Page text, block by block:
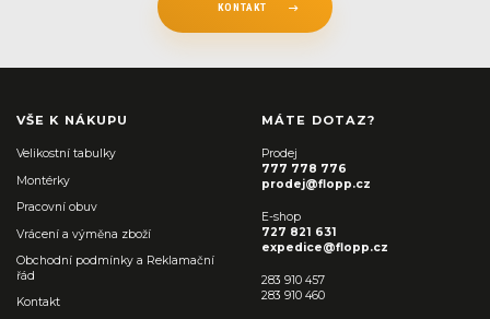
KONTAKT
VŠE K NÁKUPU
Velikostní tabulky
Montérky
Pracovní obuv
Vrácení a výměna zboží
Obchodní podmínky a Reklamační
řád
Kontakt
MÁTE DOTAZ?
Prodej
777 778 776
prodej@flopp.cz
E-shop
727 821 631
expedice@flopp.cz
283 910 457
283 910 460